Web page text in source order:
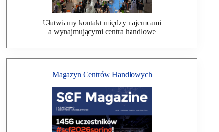
Ułatwiamy kontakt między najemcami
a wynajmującymi centra handlowe
Magazyn Centrów Handlowych